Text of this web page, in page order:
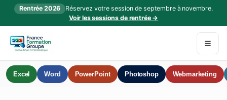
Rentrée 2026
Réservez votre session de septembre à novembre.
Voir les sessions de rentrée →
Excel Word PowerPoint Photoshop Webmarketing